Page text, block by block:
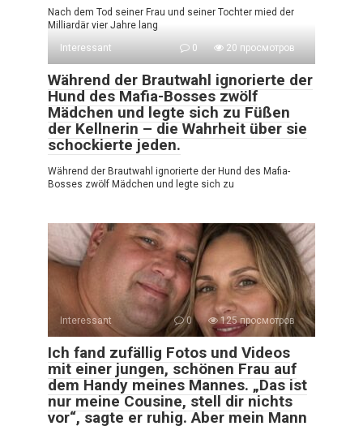
Nach dem Tod seiner Frau und seiner Tochter mied der
Milliardär vier Jahre lang
Interessant
0 20 просмотров
Während der Brautwahl ignorierte der
Hund des Mafia-Bosses zwölf
Mädchen und legte sich zu Füßen
der Kellnerin – die Wahrheit über sie
schockierte jeden.
Während der Brautwahl ignorierte der Hund des Mafia-
Bosses zwölf Mädchen und legte sich zu
Interessant 0 125 просмотров
Ich fand zufällig Fotos und Videos
mit einer jungen, schönen Frau auf
dem Handy meines Mannes. „Das ist
nur meine Cousine, stell dir nichts
vor“, sagte er ruhig. Aber mein Mann